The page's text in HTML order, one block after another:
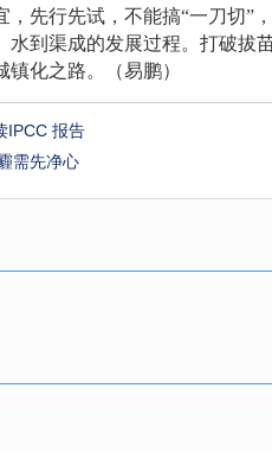
先行先试，不能搞“一刀切”
到渠成的发展过程。打破拔
化之路。（易鹏）
IPCC 报告
需先净心